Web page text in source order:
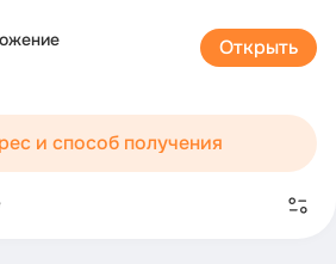
Открыть
и способ получения
Роллы, Пицца | Каталог